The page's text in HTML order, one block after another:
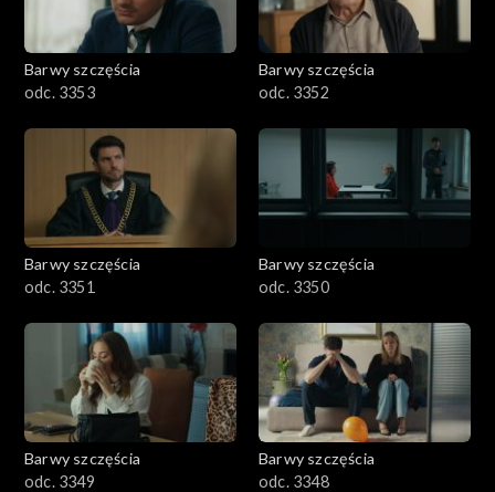
Barwy szczęścia
odc. 3353
Barwy szczęścia
odc. 3352
Barwy szczęścia
odc. 3351
Barwy szczęścia
odc. 3350
Barwy szczęścia
odc. 3349
Barwy szczęścia
odc. 3348